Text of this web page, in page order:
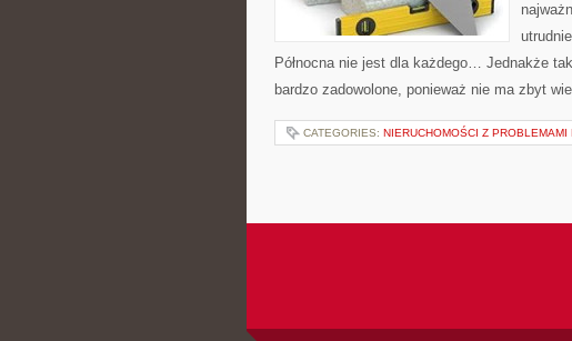
Północna nie jest dla każdego… Jednakże
bardzo zadowolone, ponieważ nie ma zbyt
CATEGORIES: NIERUCHOMOŚCI Z